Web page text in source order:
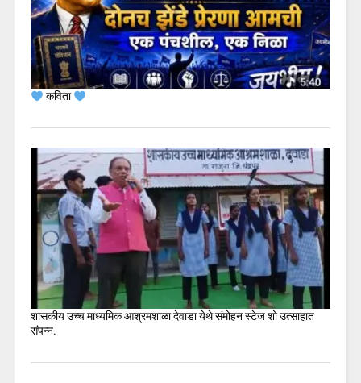
कविता
शासकीय उच्च माध्यमिक आश्रमशाळा देवाडा येथे संमोहन स्टेज शो उत्साहात
संपन्न.